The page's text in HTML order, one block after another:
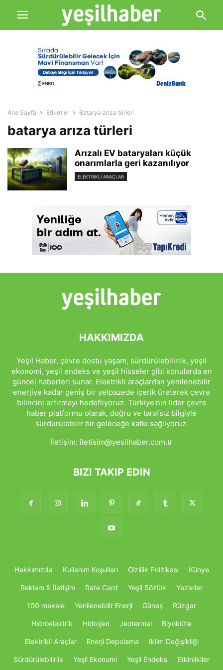
Ana Sayfa Etiketler Batarya arıza türleri
batarya arıza türleri
Arızalı EV bataryaları küçük
onarımlarla geri kazanılıyor
ELEKTRIKLI ARAÇLAR
HAKKIMIZDA
Yeşil Haber, çevre dostu yaşam, sürdürülebilirlik, yeşil
ekonomi, yeşil endeks ve yeşil hisseler gibi konularda en
güncel haberleri sunar. Elektrikli araçlardan yenilenebilir
enerjiye kadar geniş bir yelpazede içerik üreterek çevre
bilincini artırmayı hedefliyoruz. Türkiye'nin lider çevre
haber platformu olarak, doğru ve tarafsız bilgiyle
sürdürülebilir bir geleceğe katkı sağlıyoruz.
İletişim: iletisim@yesilhaber.com.tr
BIZI TAKIP EDIN
Hakkımızda Kullanım Koşulları Gizlilik Politikası Künye
Reklam & İletişim Rate Card Yeşil Sözlük Yazarlar
100 makale Yenilenebilir Enerji Güneş Rüzgar
Hidroelektrik Hidrojen Jeotermal Biyokütle
Elektrikli Araçlar Enerji Depolama İklim Değişikliği
Sürdürülebilirlik Yeşil Ekonomi Yeşil Endeks Etkinlikller